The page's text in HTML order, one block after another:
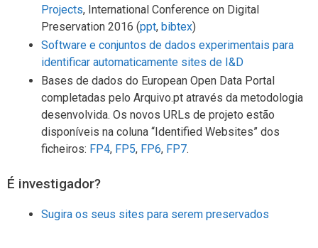
Projects, International Conference on Digital
Preservation 2016 (ppt, bibtex)
Software e conjuntos de dados experimentais para
identificar automaticamente sites de I&D
Bases de dados do European Open Data Portal
completadas pelo Arquivo.pt através da metodologia
desenvolvida. Os novos URLs de projeto estão
disponíveis na coluna “Identified Websites” dos
ficheiros: FP4, FP5, FP6, FP7.
É investigador?
Sugira os seus sites para serem preservados